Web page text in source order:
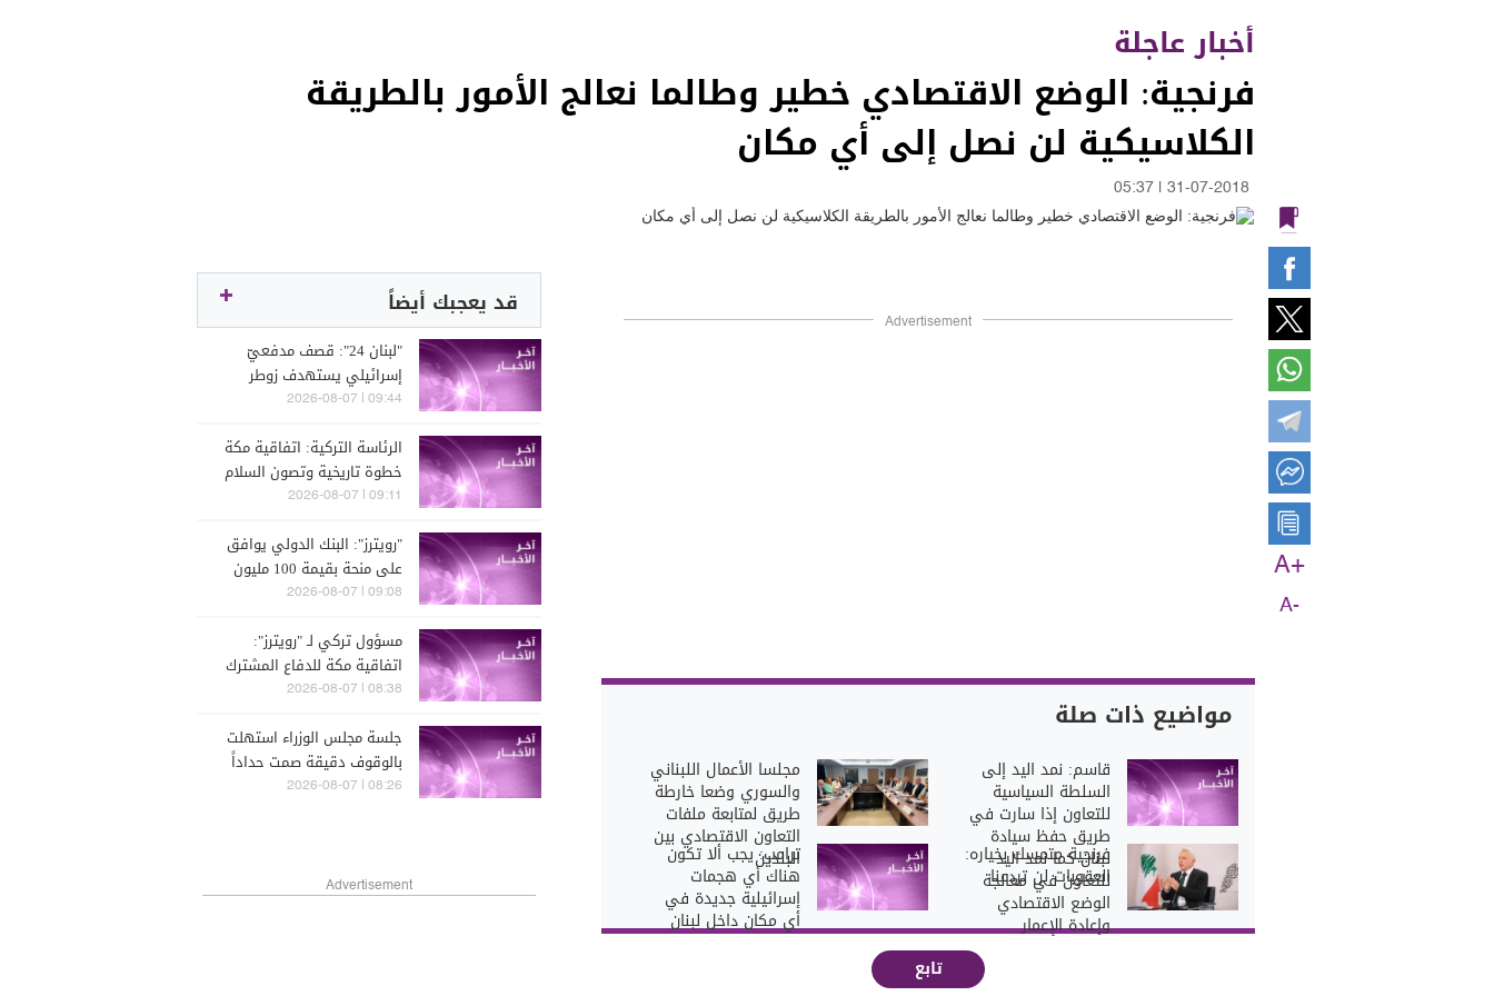
أخبار عاجلة
فرنجية: الوضع الاقتصادي خطير وطالما نعالج الأمور بالطريقة
الكلاسيكية لن نصل إلى أي مكان
31-07-2018
05:37
A+
A-
Advertisement
مواضيع ذات صلة
قاسم: نمد اليد إلى
السلطة السياسية
للتعاون إذا سارت في
طريق حفظ سيادة
لبنان كما نمد اليد
للتعاون في معالجة
الوضع الاقتصادي
وإعادة الإعمار
مجلسا الأعمال اللبناني
والسوري وضعا خارطة
طريق لمتابعة ملفات
التعاون الاقتصادي بين
البلدين فرنجية متمسك بخياره:
العقوبات لن تردعنا
‏ترامب: يجب ألا تكون
هناك أي هجمات
إسرائيلية جديدة في
أي مكان داخل لبنان
تابع
قد يعجبك أيضاً
"لبنان 24": قصف مدفعيّ
إسرائيلي يستهدف زوطر
الشرقية
09:44 | 2026-08-07
الرئاسة التركية: اتفاقية مكة
خطوة تاريخية وتصون السلام
والاستقرار في منطقتنا
09:11 | 2026-08-07
"رويترز": البنك الدولي يوافق
على منحة بقيمة 100 مليون
دولار لتحديث القطاع المالي
09:08 | 2026-08-07
مسؤول تركي لـ "رويترز":
اتفاقية مكة للدفاع المشترك
لا تستهدف أي طرف بعينه
08:38 | 2026-08-07
جلسة مجلس الوزراء استهلت
بالوقوف دقيقة صمت حداداً
على رحيل الوزير السابق
08:26 | 2026-08-07
Advertisement